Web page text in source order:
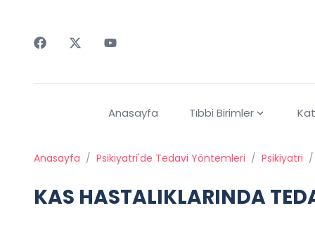
Anasayfa Tıbbi Birimler
Anasayfa / Psikiyatri'de Tedavi Yöntemleri / Psikiyatri /
KAS HASTALIKLARINDA